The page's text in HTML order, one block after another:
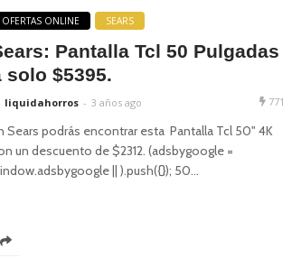
OFERTAS ONLINE SEARS
Pantalla Tcl 50 Pulgadas
solo $5395.
liquidahorros 3 años ago 771
Sears podrás encontrar esta Pantalla Tcl 50" 4K
un descuento de $2312. (adsbygoogle =
|| ).push({}); 50...